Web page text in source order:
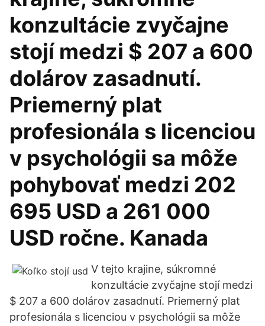
konzultácie zvyčajne
stojí medzi $ 207 a 600
dolárov zasadnutí.
Priemerný plat
profesionála s licenciou
v psychológii sa môže
pohybovať medzi 202
695 USD a 261 000
USD ročne. Kanada
V tejto krajine, súkromné
konzultácie zvyčajne stojí medzi
$ 207 a 600 dolárov zasadnutí. Priemerný plat
profesionála s licenciou v psychológii sa môže